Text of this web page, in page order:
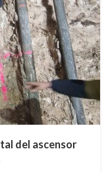
del ascensor